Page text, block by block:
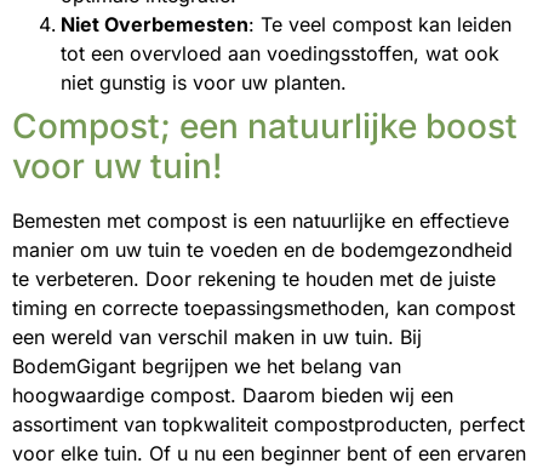
Niet Overbemesten: Te veel compost kan leiden
tot een overvloed aan voedingsstoffen, wat ook
niet gunstig is voor uw planten.
Compost; een natuurlijke boost
voor uw tuin!
Bemesten met compost is een natuurlijke en effectieve
manier om uw tuin te voeden en de bodemgezondheid
te verbeteren. Door rekening te houden met de juiste
timing en correcte toepassingsmethoden, kan compost
een wereld van verschil maken in uw tuin. Bij
BodemGigant begrijpen we het belang van
hoogwaardige compost. Daarom bieden wij een
assortiment van topkwaliteit compostproducten, perfect
voor elke tuin. Of u nu een beginner bent of een ervaren